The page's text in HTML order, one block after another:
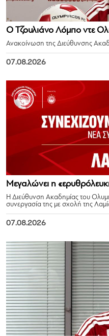
Ο Τζουλιάνο Λόμπο ντε
Ανακοίνωση της Διεύθυνσης
07.08.2026
Μεγαλώνει η
Η Διεύθυνση Ακαδημίας του
συνεργασία της με σχολή της
07.08.2026